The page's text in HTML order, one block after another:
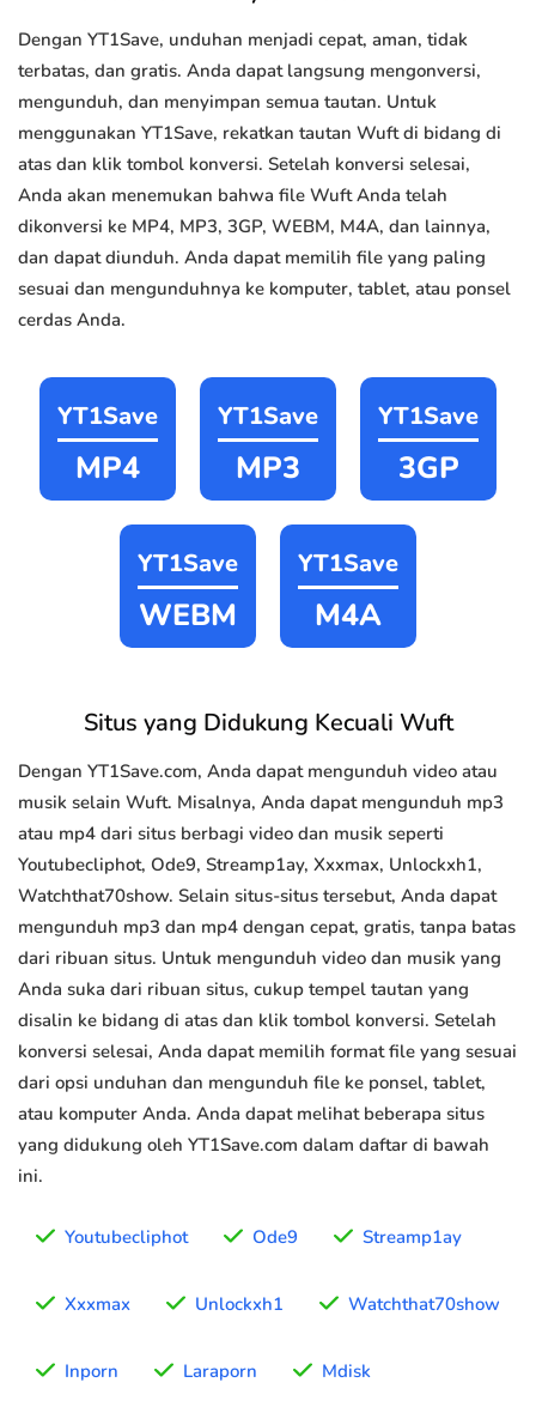
Dengan YT1Save, unduhan menjadi cepat, aman, tidak
terbatas, dan gratis. Anda dapat langsung mengonversi,
mengunduh, dan menyimpan semua tautan. Untuk
menggunakan YT1Save, rekatkan tautan Wuft di bidang di
atas dan klik tombol konversi. Setelah konversi selesai,
Anda akan menemukan bahwa file Wuft Anda telah
dikonversi ke MP4, MP3, 3GP, WEBM, M4A, dan lainnya,
dan dapat diunduh. Anda dapat memilih file yang paling
sesuai dan mengunduhnya ke komputer, tablet, atau ponsel
cerdas Anda.
YT1Save
MP4
YT1Save
MP3
YT1Save
3GP
YT1Save
WEBM
YT1Save
M4A
Situs yang Didukung Kecuali Wuft
Dengan YT1Save.com, Anda dapat mengunduh video atau
musik selain Wuft. Misalnya, Anda dapat mengunduh mp3
atau mp4 dari situs berbagi video dan musik seperti
Youtubecliphot, Ode9, Streamp1ay, Xxxmax, Unlockxh1,
Watchthat70show. Selain situs-situs tersebut, Anda dapat
mengunduh mp3 dan mp4 dengan cepat, gratis, tanpa batas
dari ribuan situs. Untuk mengunduh video dan musik yang
Anda suka dari ribuan situs, cukup tempel tautan yang
disalin ke bidang di atas dan klik tombol konversi. Setelah
konversi selesai, Anda dapat memilih format file yang sesuai
dari opsi unduhan dan mengunduh file ke ponsel, tablet,
atau komputer Anda. Anda dapat melihat beberapa situs
yang didukung oleh YT1Save.com dalam daftar di bawah
ini.
Youtubecliphot Ode9 Streamp1ay
Xxxmax Unlockxh1 Watchthat70show
Inporn Laraporn Mdisk